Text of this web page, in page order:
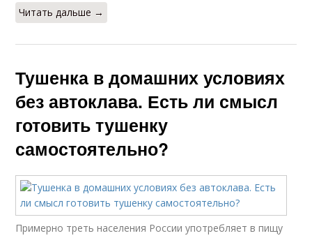
Читать дальше →
Тушенка в домашних условиях
без автоклава. Есть ли смысл
готовить тушенку
самостоятельно?
Примерно треть населения России употребляет в пищу